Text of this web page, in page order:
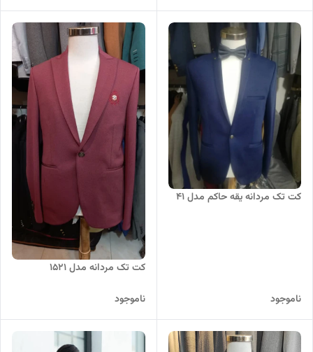
کت تک مردانه یقه حاکم مدل 41
ناموجود
کت تک مردانه مدل 1521
ناموجود